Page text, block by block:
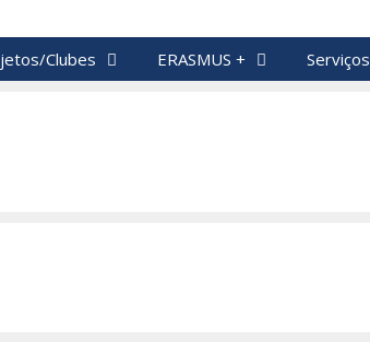
Clubes ERASMUS + Serviços